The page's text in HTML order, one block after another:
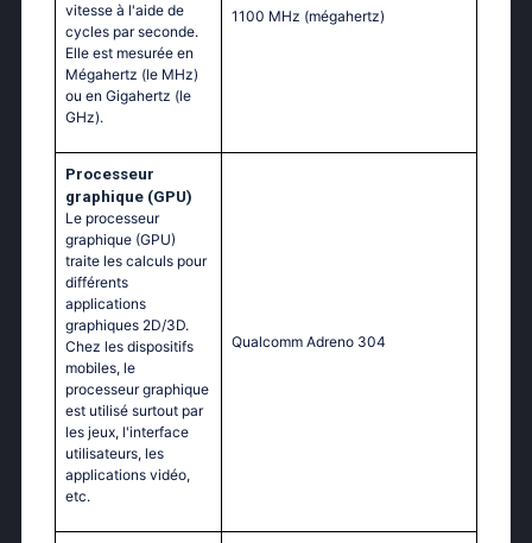
vitesse à l'aide de
cycles par seconde.
Elle est mesurée en
Mégahertz (le MHz)
ou en Gigahertz (le
GHz).
1100 MHz (mégahertz)
Processeur
graphique (GPU)
Le processeur
graphique (GPU)
traite les calculs pour
différents
applications
graphiques 2D/3D.
Chez les dispositifs
mobiles, le
processeur graphique
est utilisé surtout par
les jeux, l'interface
utilisateurs, les
applications vidéo,
etc.
Qualcomm Adreno 304